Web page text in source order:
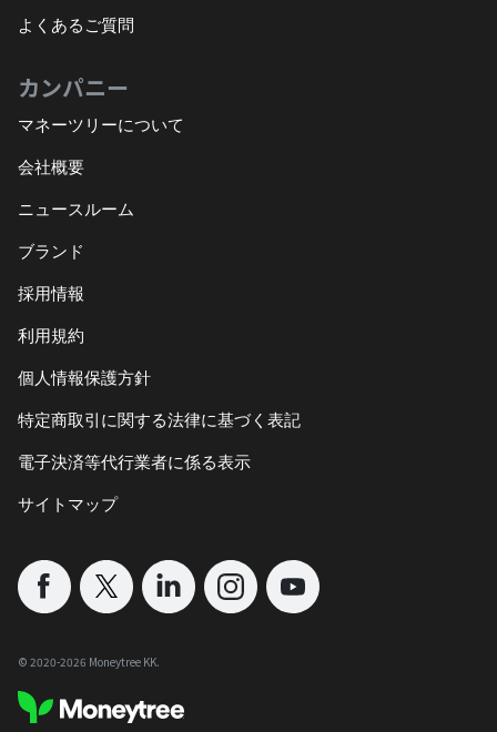
よくあるご質問
カンパニー
マネーツリーについて
会社概要
ニュースルーム
ブランド
採用情報
利用規約
個人情報保護方針
特定商取引に関する法律に基づく表記
電子決済等代行業者に係る表示
サイトマップ
©︎ 2020-2026 Moneytree KK.